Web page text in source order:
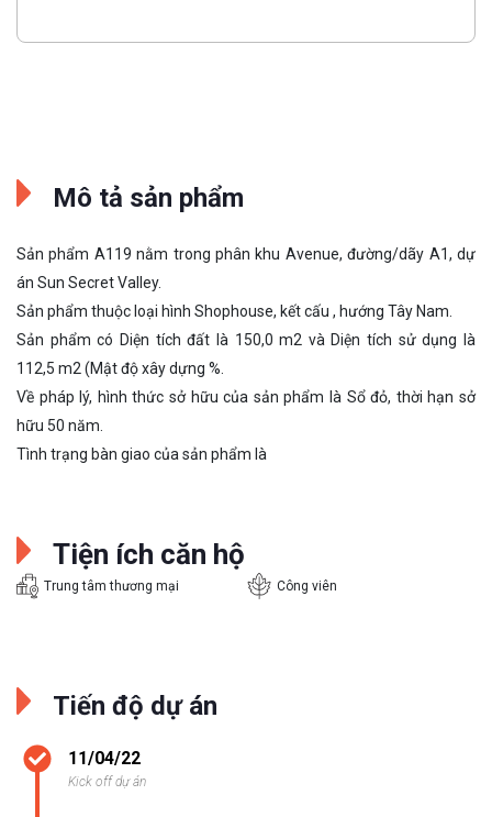
Mô tả sản phẩm
Sản phẩm A119 nằm trong phân khu Avenue, đường/dãy A1, dự
án Sun Secret Valley.
Sản phẩm thuộc loại hình Shophouse, kết cấu , hướng Tây Nam.
Sản phẩm có Diện tích đất là 150,0 m2 và Diện tích sử dụng là
112,5 m2 (Mật độ xây dựng %.
Về pháp lý, hình thức sở hữu của sản phẩm là Sổ đỏ, thời hạn sở
hữu 50 năm.
Tình trạng bàn giao của sản phẩm là
Tiện ích căn hộ
Trung tâm thương mại Công viên
Tiến độ dự án
11/04/22
Kick off dự án